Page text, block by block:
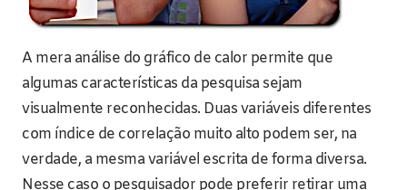
A mera análise do gráfico de calor permite que
algumas características da pesquisa sejam
visualmente reconhecidas. Duas variáveis diferentes
com índice de correlação muito alto podem ser, na
verdade, a mesma variável escrita de forma diversa.
Nesse caso o pesquisador pode preferir retirar uma